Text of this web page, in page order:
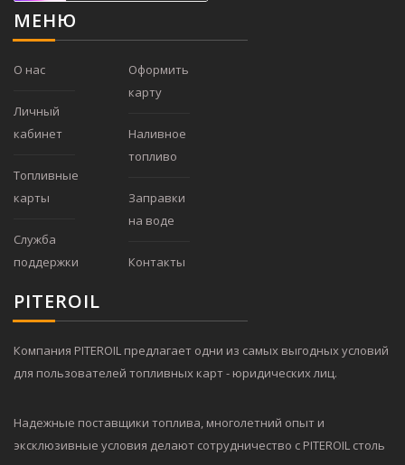
МЕНЮ
О нас
Личный
кабинет
Топливные
карты
Служба
поддержки
Оформить
карту
Наливное
топливо
Заправки
на воде
Контакты
PITEROIL
Компания PITEROIL предлагает одни из самых выгодных условий
для пользователей топливных карт - юридических лиц.
Надежные поставщики топлива, многолетний опыт и
эксклюзивные условия делают сотрудничество с PITEROIL столь